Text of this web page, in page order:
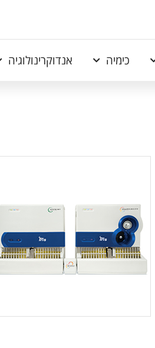
כימיה אנדוקרינולוגיה